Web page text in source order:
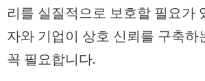
리를 실질적으로 보호할 필요가
자와 기업이 상호 신뢰를 구축하
꼭 필요합니다.